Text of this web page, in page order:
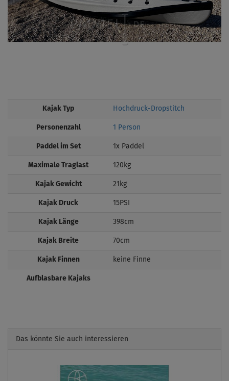
Kajak Typ Hochdruck-Dropstitch
Personenzahl 1 Person
Paddel im Set 1x Paddel
Maximale Traglast 120kg
Kajak Gewicht 21kg
Kajak Druck 15PSI
Kajak Länge 398cm
Kajak Breite 70cm
Kajak Finnen keine Finne
Aufblasbare Kajaks
Das könnte Sie auch interessieren
Previous